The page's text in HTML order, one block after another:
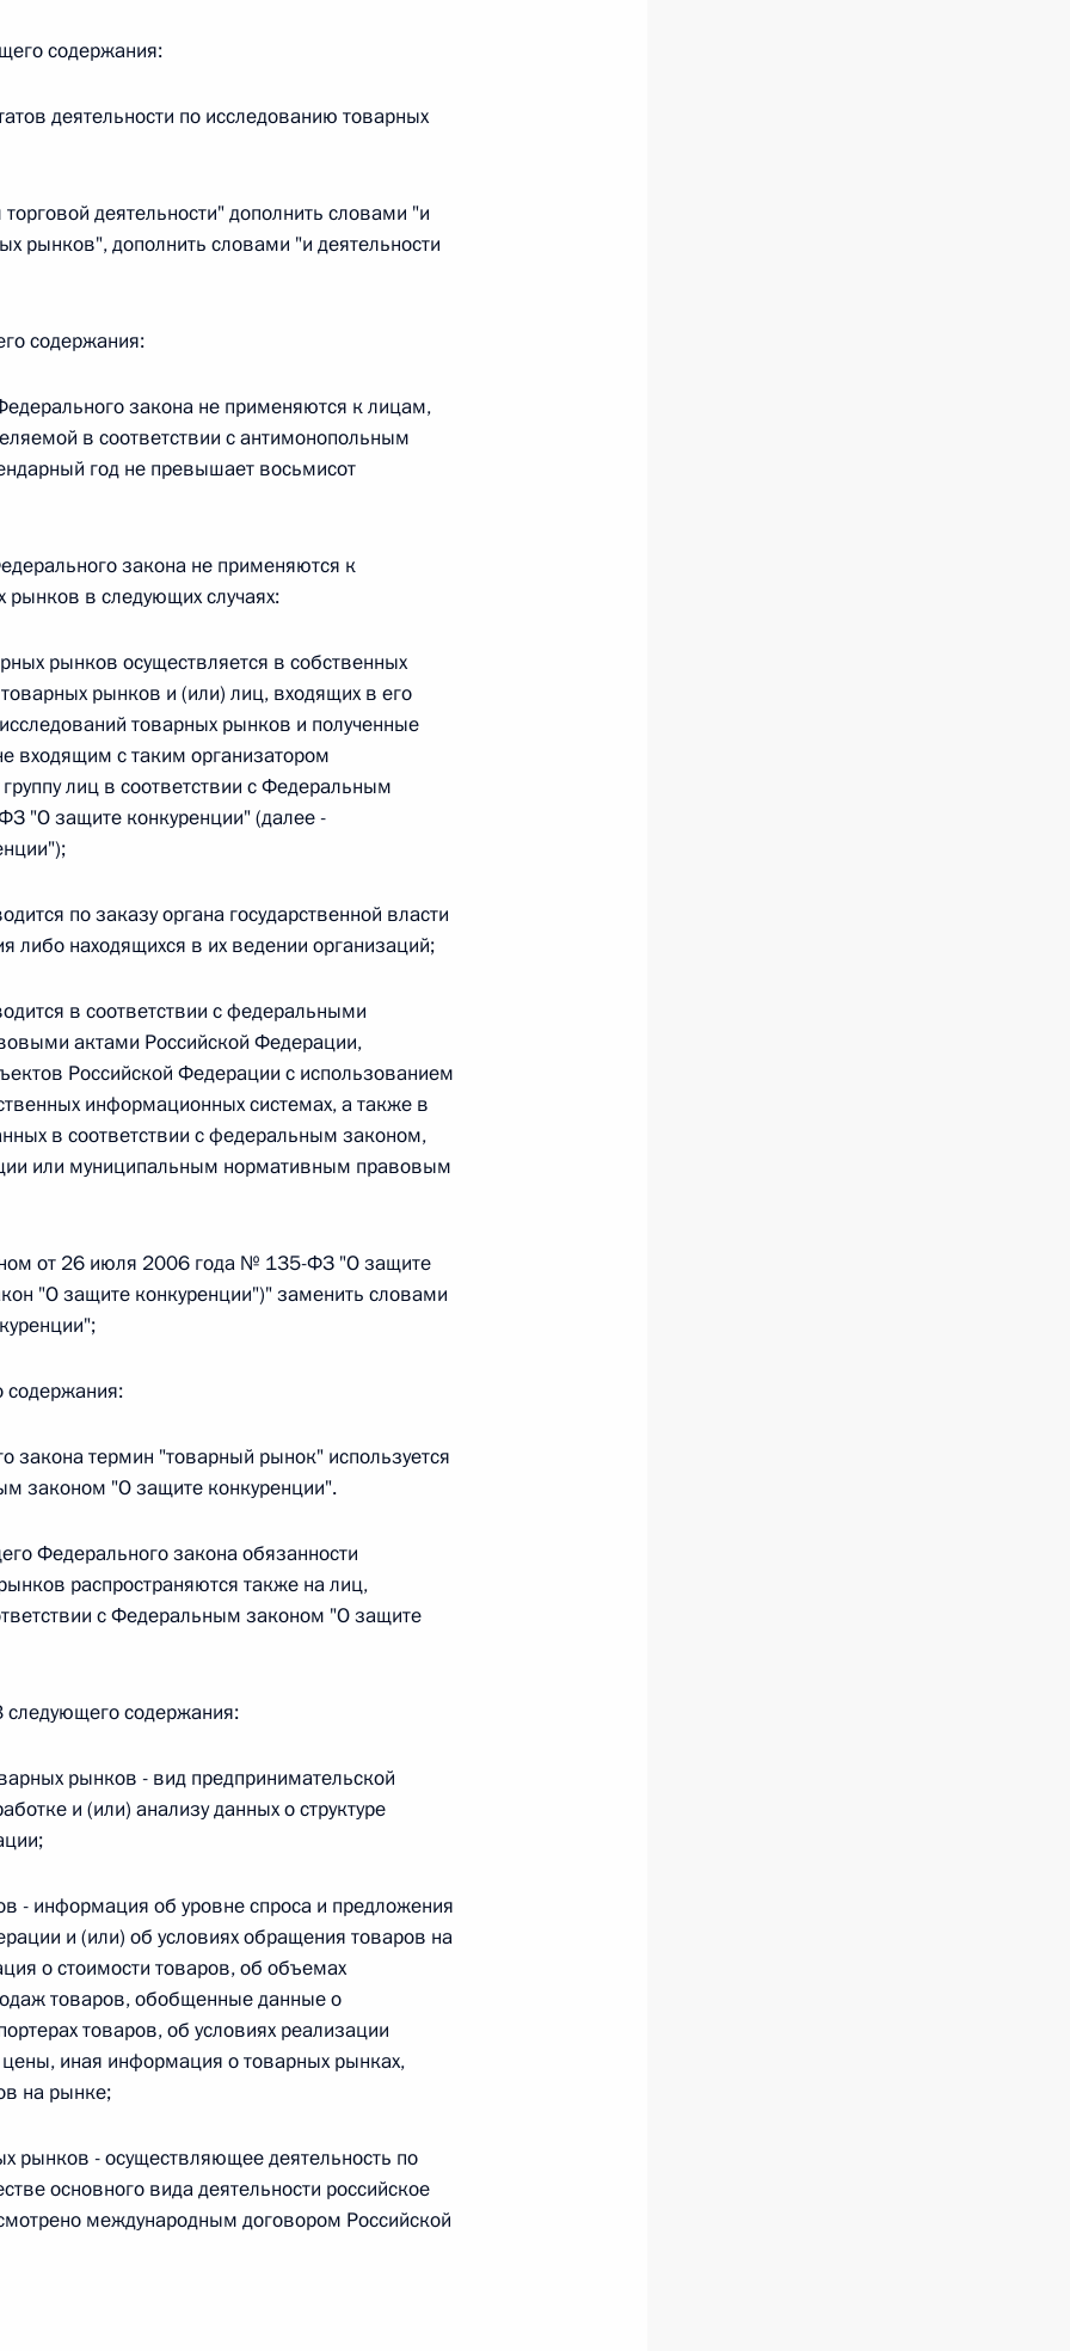
№ 268-ФЗ
«О пробации в Российской Федерации»
г. № 267-ФЗ
закона «О благотворительной деятельности
г. № 251-ФЗ
г. № 264-ФЗ
закона «Об актах гражданского состояния»
13 статьи 3 Федерального закона «О внесении
г. № 270-ФЗ
закона «Об автономных учреждениях»
Российской Федерации и Кабинетом
статусе представительств компетентных органов
Федерации и Киргизской Республике
г. № 252-ФЗ
водного транспорта Российской Федерации и статью 1
Федерации об административных правонарушениях
Федерации «О защите прав потребителей»
г. № 247-ФЗ
Российской Федерации об административных
Российской Федерации и Правительством
содержания:
деятельности по исследованию товарных
деятельности" дополнить словами "и
рынков", дополнить словами "и деятельности
содержания:
закона не применяются к лицам,
в соответствии с антимонопольным
год не превышает восьмисот
закона не применяются к
рынков в следующих случаях:
рынков осуществляется в собственных
рынков и (или) лиц, входящих в его
товарных рынков и полученные
входящим с таким организатором
лиц в соответствии с Федеральным
"О защите конкуренции" (далее -
по заказу органа государственной власти
либо находящихся в их ведении организаций;
в соответствии с федеральными
актами Российской Федерации,
Российской Федерации с использованием
информационных системах, а также в
в соответствии с федеральным законом,
или муниципальным нормативным правовым
от 26 июля 2006 года № 135-ФЗ "О защите
"О защите конкуренции")" заменить словами
содержания:
закона термин "товарный рынок" используется
законом "О защите конкуренции".
Федерального закона обязанности
распространяются также на лиц,
с Федеральным законом "О защите
следующего содержания:
рынков - вид предпринимательской
и (или) анализу данных о структуре
- информация об уровне спроса и предложения
и (или) об условиях обращения товаров на
о стоимости товаров, об объемах
товаров, обобщенные данные о
товаров, об условиях реализации
иная информация о товарных рынках,
на рынке;
рынков - осуществляющее деятельность по
основного вида деятельности российское
международным договором Российской